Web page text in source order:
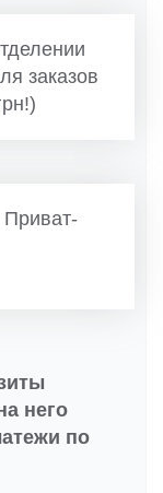
заказов
Приват-
него
по